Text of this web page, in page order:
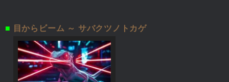
■ 目からビーム ～ サバクツノトカゲ